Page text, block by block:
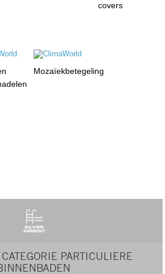
covers
Mozaïekbetegeling
PARTICULIERE